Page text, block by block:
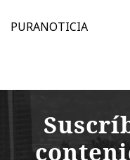
PURANOTICIA